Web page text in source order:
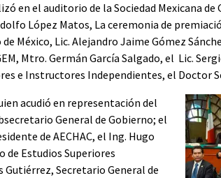
en el auditorio de la Sociedad Mexicana
López Matos, La ceremonia de
México, Lic. Alejandro Jaime Gómez
Mtro. Germán García Salgado, el Lic.
e Instructores Independientes, el Doctor
acudió en representación del
General de Gobierno; el
de AECHAC, el Ing. Hugo
de Estudios Superiores
Gutiérrez, Secretario General de